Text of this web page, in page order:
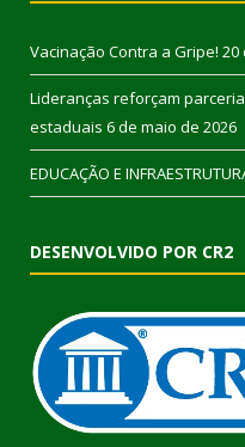
Vacinação Contra a Gripe! 20
Lideranças reforçam
estaduais 6 de maio de 2026
EDUCAÇÃO E
DESENVOLVIDO POR CR2